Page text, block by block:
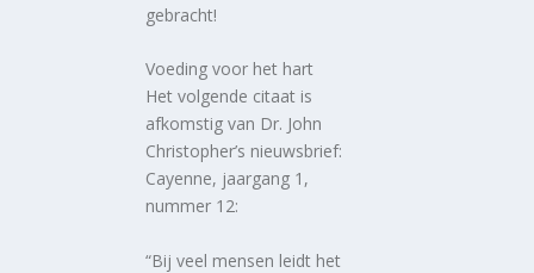
gebracht!
Voeding voor het hart
Het volgende citaat is
afkomstig van Dr. John
Christopher’s nieuwsbrief:
Cayenne, jaargang 1,
nummer 12:
“Bij veel mensen leidt het